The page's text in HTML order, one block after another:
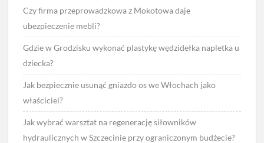
Czy firma przeprowadzkowa z Mokotowa daje
ubezpieczenie mebli?
Gdzie w Grodzisku wykonać plastykę wędzidełka napletka u
dziecka?
Jak bezpiecznie usunąć gniazdo os we Włochach jako
właściciel?
Jak wybrać warsztat na regenerację siłowników
hydraulicznych w Szczecinie przy ograniczonym budżecie?